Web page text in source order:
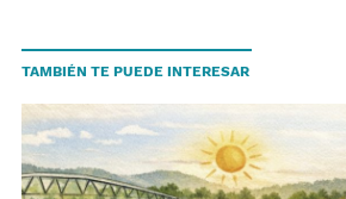
TAMBIÉN TE PUEDE INTERESAR